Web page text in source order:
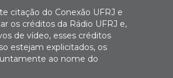
citação do Conexão UFRJ e
os créditos da Rádio UFRJ e,
de vídeo, esses créditos
estejam explicitados, os
ao nome do